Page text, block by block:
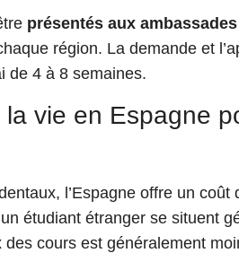
présentés aux
région. La demande et
de 4 à 8 semaines.
vie en Espagne
l’Espagne offre un
étudiant étranger se situent
cours est généralement